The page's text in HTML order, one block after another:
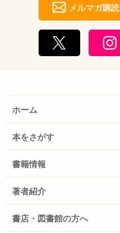
メルマガ購読
ホーム
本をさがす
書籍情報
著者紹介
書店・図書館の方へ